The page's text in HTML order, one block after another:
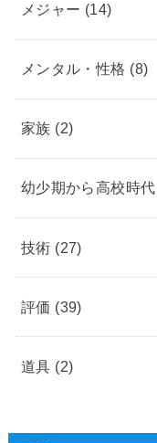
メジャー (14)
メンタル・性格 (8)
家族 (2)
幼少期から高校時代
技術 (27)
評価 (39)
道具 (2)